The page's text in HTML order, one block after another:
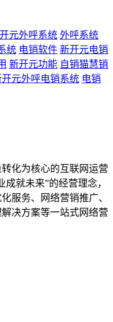
元外呼系统 外呼系统
统 电销软件 新开元电销
新开元功能 自销猫慧销
开元外呼电销系统 电销
化为核心的互联网运营
就未来”的经营理念，
服务、网络营销推广、
决方案等一站式网络营